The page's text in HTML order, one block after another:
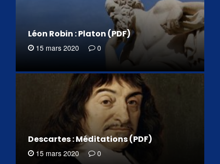
Léon Robin : Platon (PDF)
15 mars 2020 0
Descartes : Méditations (PDF)
15 mars 2020 0